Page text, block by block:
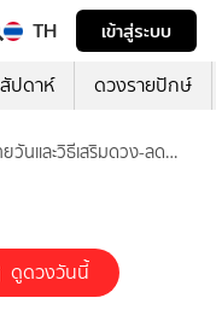
TH
เข้าสู่ระบบ
ปดาห์ ดวงรายปักษ์
วันและวิธีเสริมดวง-ลด
ดูดวงวันนี้